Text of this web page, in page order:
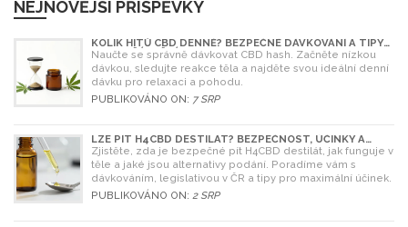
NEJNOVĚJŠÍ PŘÍSPĚVKY
KOLIK HITŮ CBD DENNĚ? BEZPEČNÉ DÁVKOVÁNÍ A TIPY
PRO ZAČÁTEČNÍKY
Naučte se správně dávkovat CBD hash. Začněte nízkou
dávkou, sledujte reakce těla a najděte svou ideální denní
dávku pro relaxaci a pohodu.
PUBLIKOVÁNO ON: 7 SRP
LZE PÍT H4CBD DESTILÁT? BEZPEČNOST, ÚČINKY A
LEGISLATIVA V ROCE 2026
Zjistěte, zda je bezpečné pít H4CBD destilát, jak funguje v
těle a jaké jsou alternativy podání. Poradíme vám s
dávkováním, legislativou v ČR a tipy pro maximální účinek.
PUBLIKOVÁNO ON: 2 SRP